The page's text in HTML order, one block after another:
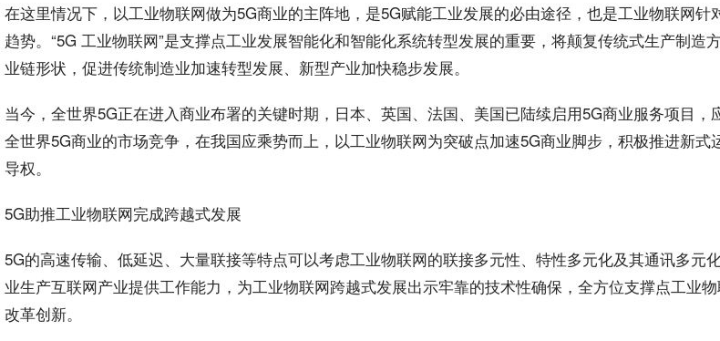
在这里情况下，以工业物联网做为5G商业的主阵地，是5G赋能工业发展的必由途径，也是工业物联网针
趋势。“5G 工业物联网”是支撑点工业发展智能化和智能化系统转型发展的重要，将颠复传统式生产制造
业链形状，促进传统制造业加速转型发展、新型产业加快稳步发展。
当今，全世界5G正在进入商业布署的关键时期 ，日本、英国、法国、美国已陆续启用5G商业服务项目
全世界5G商业的市场竞争，在我国应乘势而上，以工业物联网为突破点加速5G商业脚步，积极推进新式
导权。
5G助推工业物联网完成跨越式发展
5G的高速传输、低延迟、大量联接等特点可以考虑工业物联网的联接多元性、特性多元化及其通讯多元
业生产互联网产业提供工作能力 ，为工业物联网跨越式发展出示牢靠的技术性确保，全方位支撑点工业
改革创新。